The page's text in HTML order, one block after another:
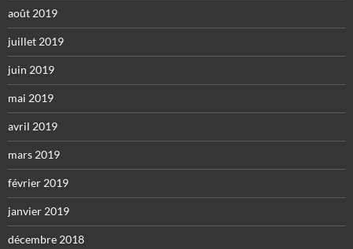
août 2019
juillet 2019
juin 2019
mai 2019
avril 2019
mars 2019
février 2019
janvier 2019
décembre 2018